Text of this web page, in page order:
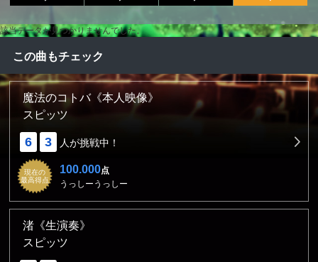
該当データが見つかりませんでした。
この曲もチェック
魔法のコトバ《本人映像》
スピッツ
6 3 人が挑戦中！
現在の
最高得点
100.000点
うっしーうっしー
渚《生演奏》
スピッツ